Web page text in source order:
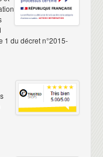
1 du décret n°2015-